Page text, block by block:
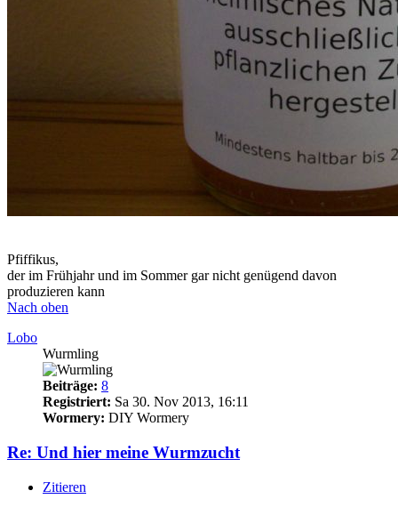
Pfiffikus,
der im Frühjahr und im Sommer gar nicht genügend davon
produzieren kann
Nach oben
Lobo
Wurmling
Beiträge: 8
Registriert: Sa 30. Nov 2013, 16:11
Wormery: DIY Wormery
Re: Und hier meine Wurmzucht
Zitieren